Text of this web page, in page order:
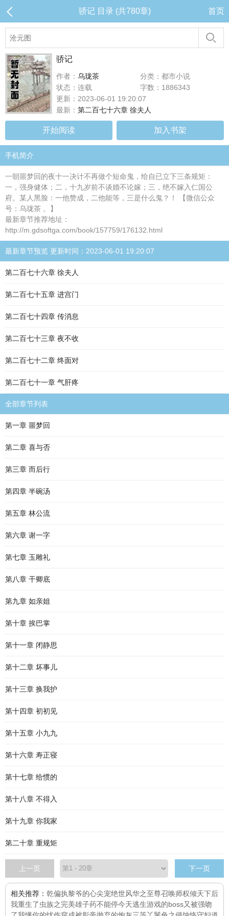
骄记 目录 (共780章) 首页
骄记
作者： 乌珑茶
分类：都市小说
状态：连载
字数：1886343
更新：2023-06-01 19:20:07
最新： 第二百七十六章 徐夫人
开始阅读 加入书架
手机简介
一朝噩梦回的夜十一决计不再做个短命鬼，给自已立下三条规矩：
一，强身健体；二，十九岁前不谈婚不论嫁；三，绝不嫁入仁国公
府。某人黑脸：一他赞成，二他能等，三是什么鬼？！ 【微信公众
号：乌珑茶 。】
最新章节推荐地址：
http://m.gdsoftga.com/book/157759/176132.html
最新章节预览 更新时间：2023-06-01 19:20:07
第二百七十六章 徐夫人
第二百七十五章 进宫门
第二百七十四章 传消息
第二百七十三章 夜不收
第二百七十二章 终面对
第二百七十一章 气肝疼
全部章节列表
第一章 噩梦回
第二章 喜与否
第三章 而后行
第四章 半碗汤
第五章 林公流
第六章 谢一字
第七章 玉雕礼
第八章 干卿底
第九章 如亲姐
第十章 挨巴掌
第十一章 闭静思
第十二章 坏事儿
第十三章 换我护
第十四章 初初见
第十五章 小九九
第十六章 寿正寝
第十七章 给惯的
第十八章 不得入
第十九章 你我家
第二十章 重规矩
上一页 下一页
相关推荐： 乾偏执黎爷的心尖宠绝世风华之至尊召唤师权倾天下后
我重生了虫族之完美雄子药不能停今天逃生游戏的boss又被强吻